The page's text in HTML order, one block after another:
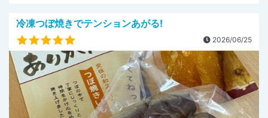
冷凍つぼ焼きでテンションあがる!
2026/06/25